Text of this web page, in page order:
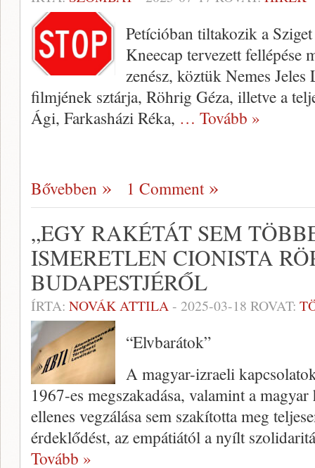
Petícióban tiltakozik a
Kneecap tervezett fellépése
zenész, köztük Nemes
filmjének sztárja, Röhrig Géza, illetve a
Ági, Farkasházi Réka, … Tovább »
Bővebben 1 Comment
„EGY RAKÉTÁT SEM
ISMERETLEN CIONISTA
BUDAPESTJÉRŐL
ÍRTA: NOVÁK ATTILA- 2025-03-18 ROVAT:
“Elvbarátok”
A magyar-izraeli
1967-es megszakadása, valamint a
ellenes vegzálása sem szakította meg
érdeklődést, az empátiától a nyílt
Tovább »